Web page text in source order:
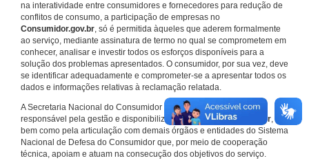
na interatividade entre consumidores e fornecedores para redução de
conflitos de consumo, a participação de empresas no
Consumidor.gov.br, só é permitida àqueles que aderem formalmente
ao serviço, mediante assinatura de termo no qual se comprometem em
conhecer, analisar e investir todos os esforços disponíveis para a
solução dos problemas apresentados. O consumidor, por sua vez, deve
se identificar adequadamente e comprometer-se a apresentar todos os
dados e informações relativas à reclamação relatada.
A Secretaria Nacional do Consumidor do Ministério da Justiça é a
responsável pela gestão e disponibilização doConsumidor.gov.br,
bem como pela articulação com demais órgãos e entidades do Sistema
Nacional de Defesa do Consumidor que, por meio de cooperação
técnica, apoiam e atuam na consecução dos objetivos do serviço.